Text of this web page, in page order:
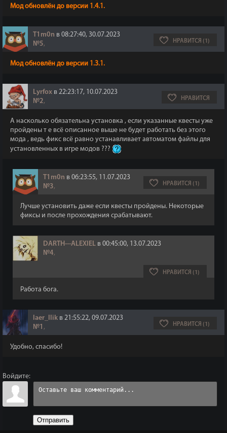
Мод обновлён до версии 1.4.1.
T1m0n в 08:27:40, 30.07.2023
№5, НРАВИТСЯ (1)
Мод обновлён до версии 1.3.1.
Lyrfox в 22:23:17, 10.07.2023
№2, НРАВИТСЯ
А насколько обязательна установка , если указанные квесты уже
пройдены т е всё описанное выше не будет работать без этого
мода , ведь фикс всё равно устанавливает автоматом файлы для
установленных в игре модов ???
T1m0n в 06:23:55, 11.07.2023
№3, НРАВИТСЯ (1)
Лучше установить даже если квесты пройдены. Некоторые
фиксы и после прохождения срабатывают.
DARTH---ALEXIEL в 00:45:00, 13.07.2023
№4,
НРАВИТСЯ (1)
Работа бога.
laer_llik в 21:55:22, 09.07.2023
№1 , НРАВИТСЯ (1)
Удобно, спасибо!
Войдите:
Отправить